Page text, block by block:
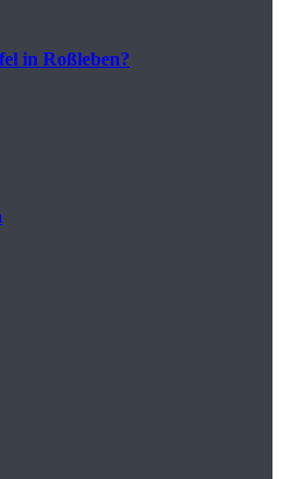
in Roßleben?